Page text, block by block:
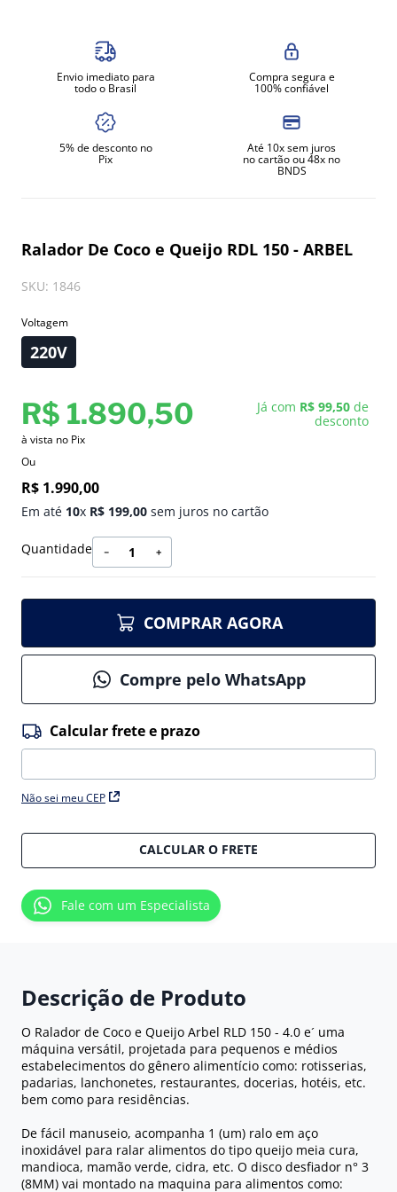
Envio imediato para
todo o Brasil
Compra segura e
100% confiável
5% de desconto no
Pix
Até 10x sem juros
no cartão ou 48x no
BNDS
Ralador De Coco e Queijo RDL 150 - ARBEL
SKU: 1846
Voltagem
220V
R$ 1.890,50 Já com R$ 99,50 de
desconto
à vista no Pix
Ou
R$ 1.990,00
Em até 10x R$ 199,00 sem juros no cartão
Quantidade ＋
－
COMPRAR AGORA
Compre pelo WhatsApp
Não sei meu CEP
CALCULAR O FRETE
Fale com um Especialista
Descrição de Produto
O Ralador de Coco e Queijo Arbel RLD 150 - 4.0 e´ uma
máquina versátil, projetada para pequenos e médios
estabelecimentos do gênero alimentício como: rotisserias,
padarias, lanchonetes, restaurantes, docerias, hotéis, etc.
bem como para residências.
De fácil manuseio, acompanha 1 (um) ralo em aço
inoxidável para ralar alimentos do tipo queijo meia cura,
mandioca, mamão verde, cidra, etc. O disco desfiador n° 3
(8MM) vai montado na maquina para alimentos como:
exaustor
fritadeira